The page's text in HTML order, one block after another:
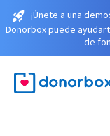
¡Únete a una
Donorbox puede
de